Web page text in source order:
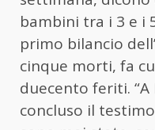
bambini tra i 3 e i
primo bilancio
cinque morti, fa
duecento feriti.
concluso il